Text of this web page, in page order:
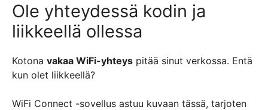
Ole yhteydessä kodin ja
liikkeellä ollessa
Kotona vakaa WiFi-yhteys pitää sinut verkossa. Entä
kun olet liikkeellä?
WiFi Connect -sovellus astuu kuvaan tässä, tarjoten